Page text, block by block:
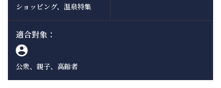
ショッピング、温泉特集
適合對象：
公衆、親子、高齢者